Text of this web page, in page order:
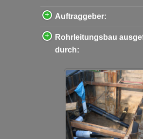
Auftraggeber:
Rohrleitungsbau
durch: